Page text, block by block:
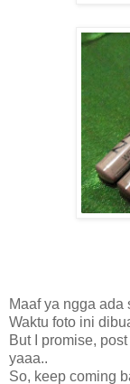
Maaf ya ngga ada
Waktu foto ini
But I promise,
yaaa..
So, keep coming